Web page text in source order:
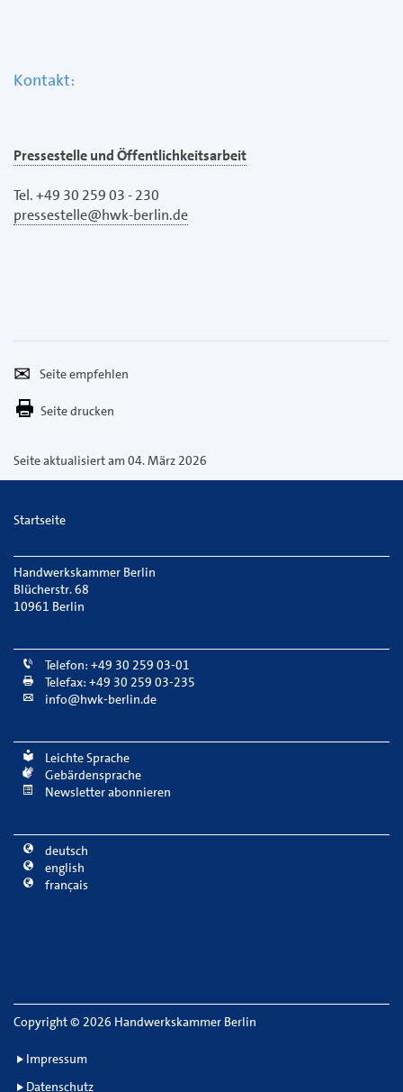
Kontakt:
Pressestelle und Öffentlichkeitsarbeit
Tel. +49 30 259 03 - 230
pressestelle@hwk-berlin.de
empfehlen
Per
E-
versenden
Seite drucken
Seite aktualisiert am 04. März 2026
Startseite
Handwerkskammer Berlin
Blücherstr. 68
10961 Berlin
Telefon: +49 30 259 03-01
Telefax: +49 30 259 03-235
info@hwk-berlin.de
Leichte Sprache
Gebärdensprache
Newsletter abonnieren
deutsch
english
français
Copyright© 2026 Handwerkskammer Berlin
Impressum
Datenschutz